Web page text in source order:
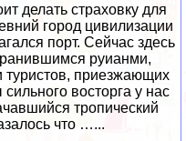
делать страховку для
город цивилизации
порт. Сейчас здесь
руианми,
туристов, приезжающих
восторга у нас
тропический
что …...